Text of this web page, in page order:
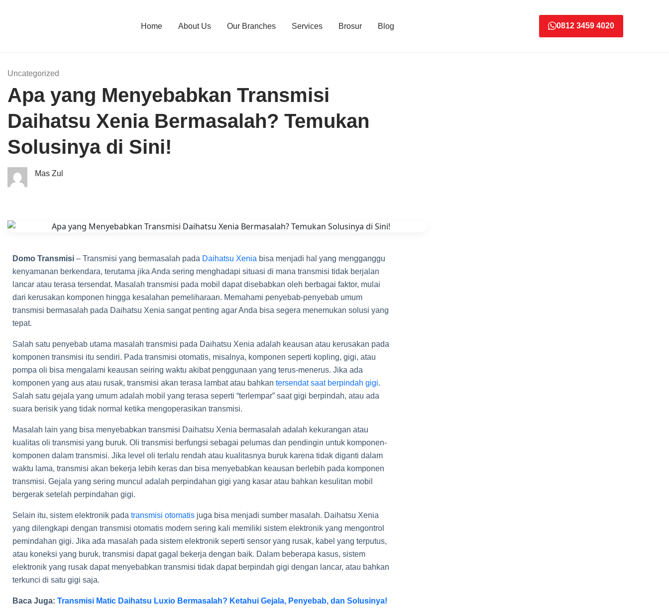
Home About Us Our Branches Services Brosur Blog 0812 3459 4020
Uncategorized
Apa yang Menyebabkan Transmisi
Daihatsu Xenia Bermasalah? Temukan
Solusinya di Sini!
Mas Zul
Domo Transmisi – Transmisi yang bermasalah pada Daihatsu Xenia bisa menjadi hal yang mengganggu
kenyamanan berkendara, terutama jika Anda sering menghadapi situasi di mana transmisi tidak berjalan
lancar atau terasa tersendat. Masalah transmisi pada mobil dapat disebabkan oleh berbagai faktor, mulai
dari kerusakan komponen hingga kesalahan pemeliharaan. Memahami penyebab-penyebab umum
transmisi bermasalah pada Daihatsu Xenia sangat penting agar Anda bisa segera menemukan solusi yang
tepat.
Salah satu penyebab utama masalah transmisi pada Daihatsu Xenia adalah keausan atau kerusakan pada
komponen transmisi itu sendiri. Pada transmisi otomatis, misalnya, komponen seperti kopling, gigi, atau
pompa oli bisa mengalami keausan seiring waktu akibat penggunaan yang terus-menerus. Jika ada
komponen yang aus atau rusak, transmisi akan terasa lambat atau bahkan tersendat saat berpindah gigi.
Salah satu gejala yang umum adalah mobil yang terasa seperti “terlempar” saat gigi berpindah, atau ada
suara berisik yang tidak normal ketika mengoperasikan transmisi.
Masalah lain yang bisa menyebabkan transmisi Daihatsu Xenia bermasalah adalah kekurangan atau
kualitas oli transmisi yang buruk. Oli transmisi berfungsi sebagai pelumas dan pendingin untuk komponen-
komponen dalam transmisi. Jika level oli terlalu rendah atau kualitasnya buruk karena tidak diganti dalam
waktu lama, transmisi akan bekerja lebih keras dan bisa menyebabkan keausan berlebih pada komponen
transmisi. Gejala yang sering muncul adalah perpindahan gigi yang kasar atau bahkan kesulitan mobil
bergerak setelah perpindahan gigi.
Selain itu, sistem elektronik pada transmisi otomatis juga bisa menjadi sumber masalah. Daihatsu Xenia
yang dilengkapi dengan transmisi otomatis modern sering kali memiliki sistem elektronik yang mengontrol
pemindahan gigi. Jika ada masalah pada sistem elektronik seperti sensor yang rusak, kabel yang terputus,
atau koneksi yang buruk, transmisi dapat gagal bekerja dengan baik. Dalam beberapa kasus, sistem
elektronik yang rusak dapat menyebabkan transmisi tidak dapat berpindah gigi dengan lancar, atau bahkan
terkunci di satu gigi saja.
Baca Juga: Transmisi Matic Daihatsu Luxio Bermasalah? Ketahui Gejala, Penyebab, dan Solusinya!